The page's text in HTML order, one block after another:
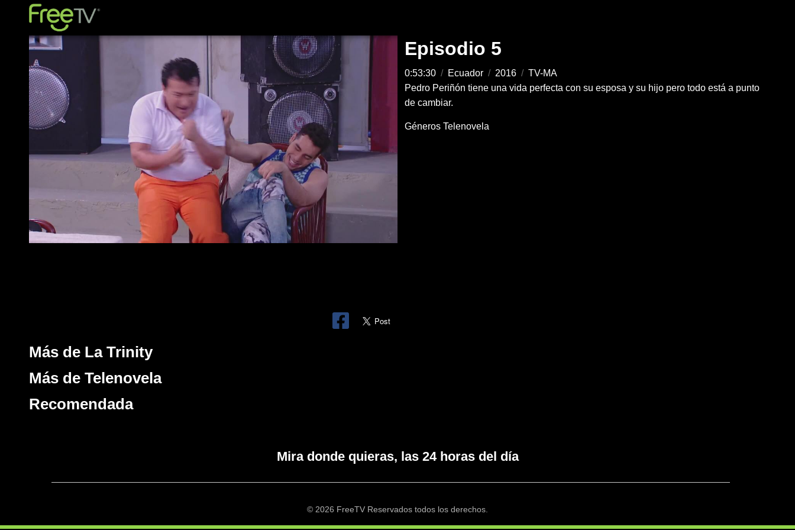
Episodio 5
0:53:30 / Ecuador / 2016 / TV-MA
Pedro Periñón tiene una vida perfecta con su esposa y su hijo pero todo está a punto
de cambiar.
Géneros Telenovela
Más de La Trinity
Más de Telenovela
Recomendada
Mira donde quieras, las 24 horas del día
© 2026 FreeTV Reservados todos los derechos.